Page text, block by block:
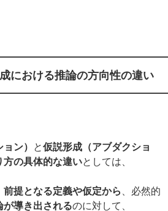
における推論の方向性の違い
ン） と仮説形成（アブダクショ
方の具体的な違いとしては、
前提となる定義や仮定から
、必然的
が導き出されるのに対して、